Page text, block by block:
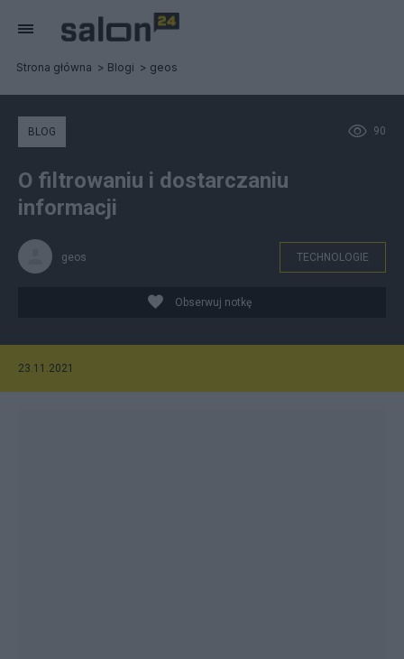
Strona główna Blogi geos
90
BLOG
O filtrowaniu i dostarczaniu
informacji
geos TECHNOLOGIE
Obserwuj notkę
23.11.2021